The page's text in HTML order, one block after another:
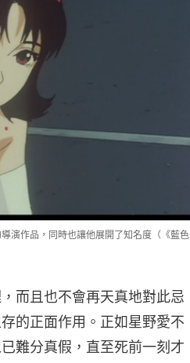
演作品，同時也讓他展開了知名度（《藍色
而且也不會再天真地對此忌
的正面作用。正如星野愛不
難分真假，直至死前一刻才